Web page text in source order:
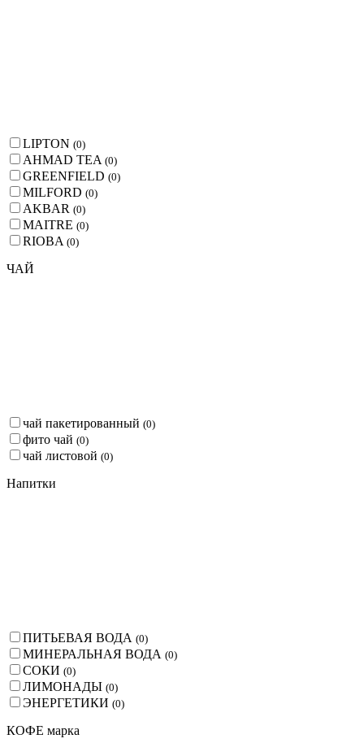
LIPTON (0)
AHMAD TEA (0)
GREENFIELD (0)
MILFORD (0)
AKBAR (0)
MAITRE (0)
RIOBA (0)
ЧАЙ
чай пакетированный (0)
фито чай (0)
чай листовой (0)
Напитки
ПИТЬЕВАЯ ВОДА (0)
МИНЕРАЛЬНАЯ ВОДА (0)
СОКИ (0)
ЛИМОНАДЫ (0)
ЭНЕРГЕТИКИ (0)
КОФЕ марка